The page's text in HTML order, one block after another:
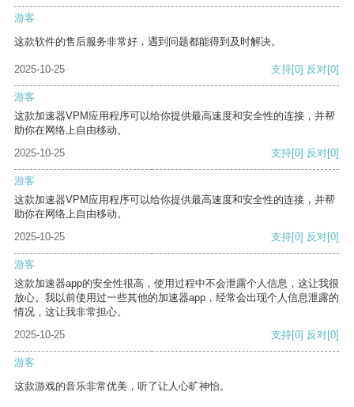
游客
这款软件的售后服务非常好，遇到问题都能得到及时解决。
2025-10-25 支持[0] 反对[0]
游客
这款加速器VPM应用程序可以给你提供最高速度和安全性的连接，并帮
助你在网络上自由移动。
2025-10-25
支持[0] 反对[0]
游客
这款加速器VPM应用程序可以给你提供最高速度和安全性的连接，并帮
助你在网络上自由移动。
2025-10-25
支持[0] 反对[0]
游客
这款加速器app的安全性很高，使用过程中不会泄露个人信息，这让我很
放心。我以前使用过一些其他的加速器app，经常会出现个人信息泄露的
情况，这让我非常担心。
2025-10-25
支持[0] 反对[0]
游客
这款游戏的音乐非常优美，听了让人心旷神怡。